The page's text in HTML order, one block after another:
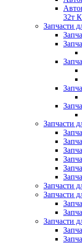
32т
Запчасти
Запчасти
Запчасти
Запчасти
Запчасти